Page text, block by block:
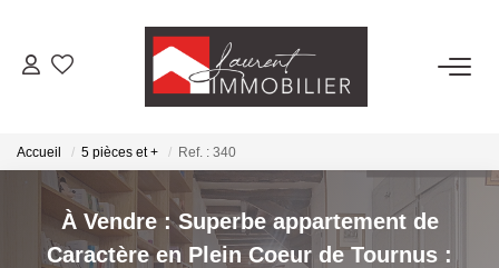
ACHETER
LOUER
ESTIMER
Accueil 5 pièces et + Ref. : 340
À Vendre : Superbe appartement de
Caractère en Plein Coeur de Tournus :